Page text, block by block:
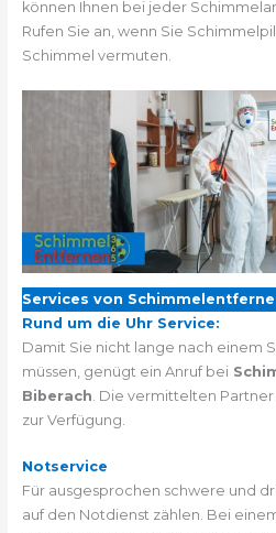
können Ihnen bei jeder
Rufen Sie an, wenn Sie
Schimmel vermuten.
Services von
Rund um die Uhr Service:
Damit Sie nicht lange nach einem
müssen, genügt ein Anruf bei
Biberach . Die vermittelten
zur Verfügung.
Notservice
Für ausgesprochen schwere und
auf den Notdienst zählen. Bei